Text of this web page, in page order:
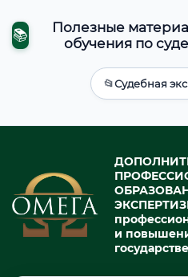
📚
Полезные
обучения по
📂Судебная
и